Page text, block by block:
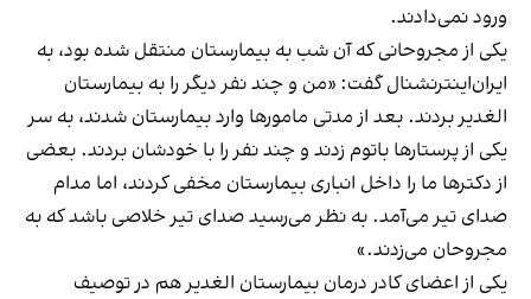
ورود نمی‌دادند.
یکی از مجروحانی که آن شب به بیمارستان منتقل شده بود، به
ایران‌اینترنشنال گفت: «من و چند نفر دیگر را به بیمارستان
الغدیر بردند. بعد از مدتی مامورها وارد بیمارستان شدند، به سر
یکی از پرستارها باتوم زدند و چند نفر را با خودشان بردند. بعضی
از دکترها ما را داخل انباری بیمارستان مخفی کردند، اما مدام
صدای تیر می‌آمد. به نظر می‌رسید صدای تیر خلاصی باشد که به
مجروحان می‌زدند.»
یکی از اعضای کادر درمان بیمارستان الغدیر هم در توصیف